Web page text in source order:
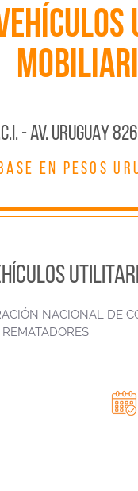
- AV. URUGUAY
EN PESOS
NACIONAL DE